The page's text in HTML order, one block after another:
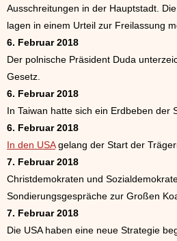
Ausschreitungen in der Hauptstadt.
lagen in einem Urteil zur Freilassung
6. Februar 2018
Der polnische Präsident Duda
Gesetz.
6. Februar 2018
In Taiwan hatte sich ein Erdbeben der
6. Februar 2018
In den USAgelang der Start der
7. Februar 2018
Christdemokraten und
Sondierungsgespräche zur Großen
7. Februar 2018
Die USA haben eine neue Strategie